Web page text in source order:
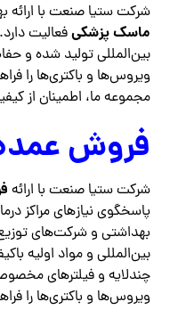
شرکت ستیا صنعت با ارائه
ماسک پزشکیفعالیت
بین‌المللی تولید شده و
ویروس‌ها و باکتری‌ها را
مجموعه ما، اطمینان از
فروش
شرکت ستیا صنعت با ارائه
پاسخگوی نیازهای مراکز
بهداشتی و شرکت‌های
بین‌المللی و مواد اولیه
چندلایه و فیلترهای
ویروس‌ها و باکتری‌ها را